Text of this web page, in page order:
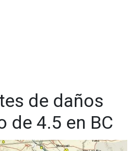
de daños
de 4.5 en BC